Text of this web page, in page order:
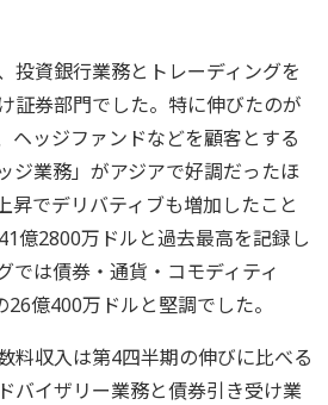
投資銀行業務とトレーディングを
証券部門でした。特に伸びたのが
ヘッジファンドなどを顧客とする
ジ業務」がアジアで好調だったほ
昇でデリバティブも増加したこと
億2800万ドルと過去最高を記録し
では債券・通貨・コモディティ
26億400万ドルと堅調でした。
料収入は第4四半期の伸びに比べる
バイザリー業務と債券引き受け業